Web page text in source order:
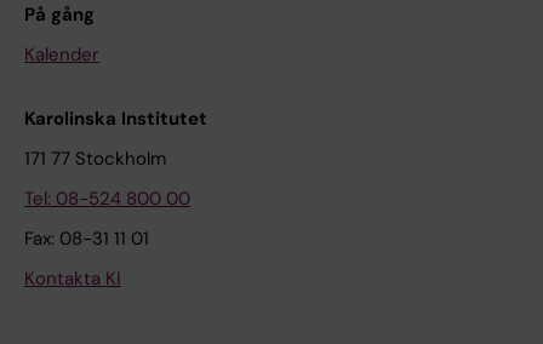
På gång
Kalender
Karolinska Institutet
171 77 Stockholm
Tel: 08-524 800 00
Fax: 08-31 11 01
Kontakta KI